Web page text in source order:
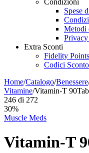
Condizioni
Spese
Metodi
Extra Sconti
Fidelity Points
Codici Sconto
Home/Catalogo/Benessere
Vitamine/Vitamin-T 90Tab
246 di 272
30%
Muscle Meds
Vitamin-T